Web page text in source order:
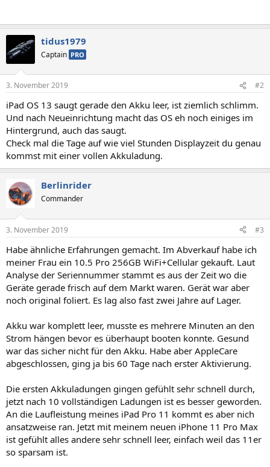
tidus1979
Captain PRO
3. November 2019 #2
iPad OS 13 saugt gerade den Akku leer, ist ziemlich schlimm.
Und nach Neueinrichtung macht das OS eh noch einiges im
Hintergrund, auch das saugt.
Check mal die Tage auf wie viel Stunden Displayzeit du genau
kommst mit einer vollen Akkuladung.
Berlinrider
Commander
3. November 2019 #3
Habe ähnliche Erfahrungen gemacht. Im Abverkauf habe ich
meiner Frau ein 10.5 Pro 256GB WiFi+Cellular gekauft. Laut
Analyse der Seriennummer stammt es aus der Zeit wo die
Geräte gerade frisch auf dem Markt waren. Gerät war aber
noch original foliert. Es lag also fast zwei Jahre auf Lager.
Akku war komplett leer, musste es mehrere Minuten an den
Strom hängen bevor es überhaupt booten konnte. Gesund
war das sicher nicht für den Akku. Habe aber AppleCare
abgeschlossen, ging ja bis 60 Tage nach erster Aktivierung.
Die ersten Akkuladungen gingen gefühlt sehr schnell durch,
jetzt nach 10 vollständigen Ladungen ist es besser geworden.
An die Laufleistung meines iPad Pro 11 kommt es aber nich
ansatzweise ran. Jetzt mit meinem neuen iPhone 11 Pro Max
ist gefühlt alles andere sehr schnell leer, einfach weil das 11er
so sparsam ist.